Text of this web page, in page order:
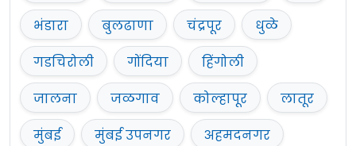
भंडारा
बुलढाणा चंद्रपूर
धुळे
गडचिरोली
गोंदिया
हिंगोली
जालना
जळगाव कोल्हापूर
लातूर
मुंबई
मुंबई उपनगर
अहमदनगर